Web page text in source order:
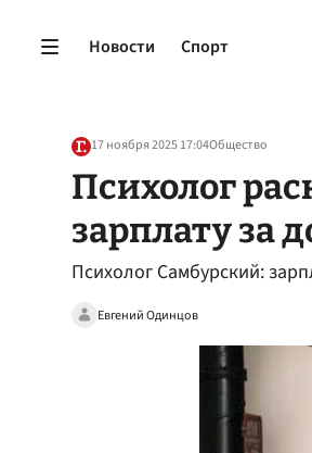
Новости Спорт
17 ноября 2025 17:04Общество
Психолог
зарплату за
Психолог Самбурский:
Евгений Одинцов